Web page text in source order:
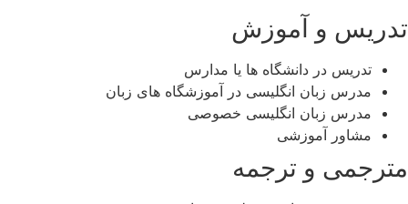
تدریس و آموزش
تدریس در دانشگاه‌ ها یا مدارس
مدرس زبان انگلیسی در آموزشگاه‌ های زبان
مدرس زبان انگلیسی خصوصی
مشاور آموزشی
مترجمی و ترجمه